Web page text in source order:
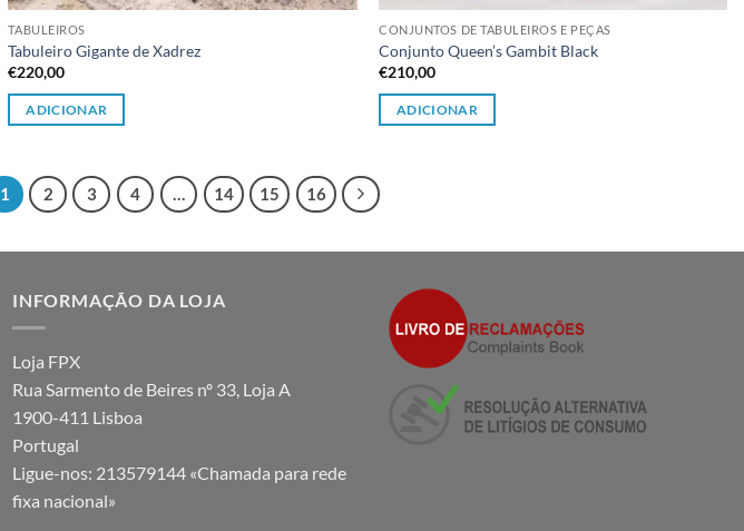
TABULEIROS
Tabuleiro Gigante de Xadrez
€220,00
ADICIONAR
CONJUNTOS DE TABULEIROS E PEÇAS
Conjunto Queen’s Gambit Black
€210,00
ADICIONAR
1 2 3 4 … 14 15 16
INFORMAÇÃO DA LOJA
Loja FPX
Rua Sarmento de Beires nº 33, Loja A
1900-411 Lisboa
Portugal
Ligue-nos: 213579144 «Chamada para rede
fixa nacional»